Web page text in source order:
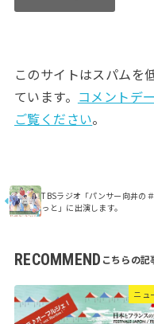
このサイトはスパムを
ています。 コメントデ
ご覧ください。
TBSラジオ「パンサー向井の
っと」に出演します。
RECOMMEND
ニュ